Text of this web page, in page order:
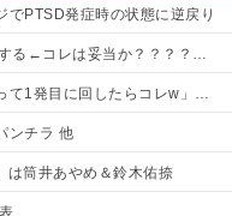
でPTSD発症時の状態に逆戻り
コレは妥当か？？？？？？？
レw」←こwれwはw w w w w w w w w w
ンチラ 他
は筒井あやめ＆鈴木佑捺